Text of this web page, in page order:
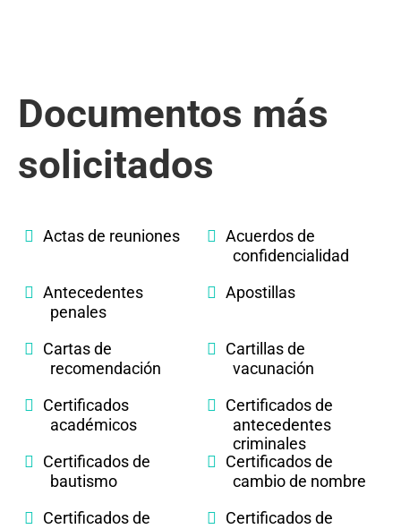
Documentos más
solicitados
Actas de reuniones
Acuerdos de
confidencialidad
Antecedentes
penales
Apostillas
Cartas de
recomendación
Cartillas de
vacunación
Certificados
académicos
Certificados de
antecedentes
criminales
Certificados de
bautismo
Certificados de
cambio de nombre
Certificados de
Certificados de